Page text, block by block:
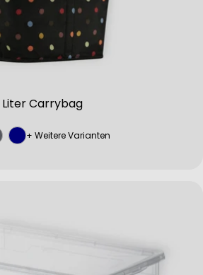
Carrybag
+ Weitere Varianten